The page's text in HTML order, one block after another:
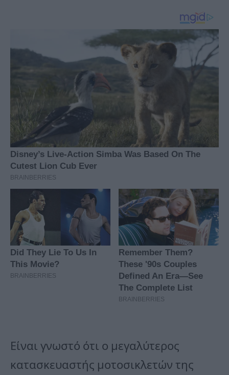
Είναι γνωστό ότι ο μεγαλύτερος
κατασκευαστής μοτοσικλετών της